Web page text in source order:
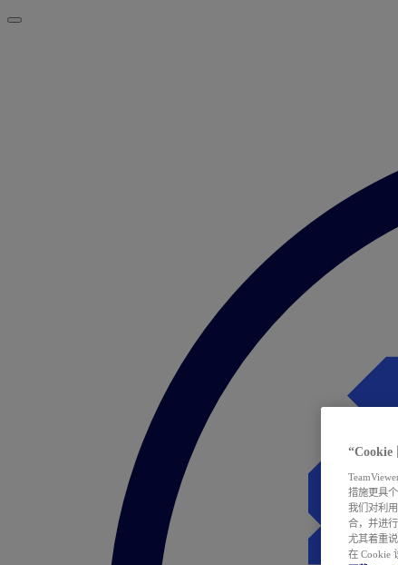
“Cookie
措施更具
我们对利
合，并进
尤其着重
在 Cookie